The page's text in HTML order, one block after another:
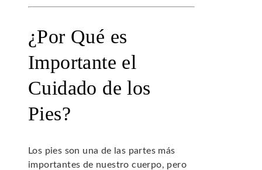
¿Por Qué es
Importante el
Cuidado de los
Pies?
Los pies son una de las partes más
importantes de nuestro cuerpo, pero